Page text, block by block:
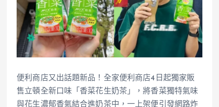
便利商店又出話題新品！全家便利商店4日起獨家販
售立頓全新口味「香菜花生奶茶」，將香菜獨特氣味
與花生濃郁香氣結合進奶茶中，一上架便引發網路炸